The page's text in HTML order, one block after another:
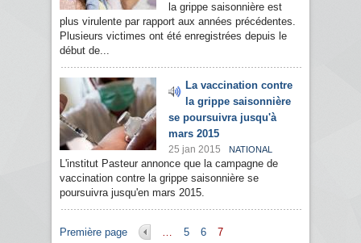
la grippe saisonnière est
plus virulente par rapport aux années précédentes.
Plusieurs victimes ont été enregistrées depuis le
début de...
La vaccination contre
la grippe saisonnière
se poursuivra jusqu'à
mars 2015
25 jan 2015 NATIONAL
L'institut Pasteur annonce que la campagne de
vaccination contre la grippe saisonnière se
poursuivra jusqu'en mars 2015.
Pages
Première page … 5 6 7